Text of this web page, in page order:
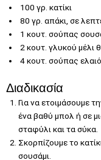
100 γρ. κατίκι
80 γρ. απάκι, σε
1 κουτ. σούπας
2 κουτ. γλυκού μέλι
4 κουτ. σούπας
Διαδικασία
Για να ετοιμάσουμε
ένα βαθύ μπολ ή σε
σταφύλι και τα σύκα.
Σκορπίζουμε το
σουσάμι.